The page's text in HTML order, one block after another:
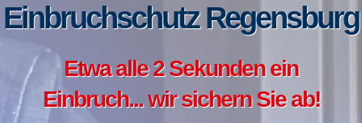
Einbruchschutz Regensburg
Etwa alle 2 Sekunden ein
Einbruch... wir sichern Sie ab!